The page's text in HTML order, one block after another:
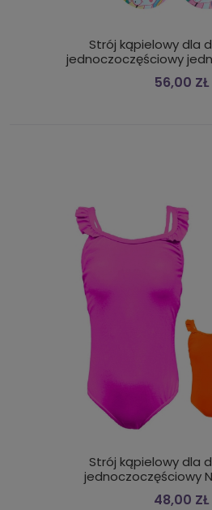
Strój kąpielowy dla
jednoczoczęściowy
56,00 ZŁ
Strój kąpielowy dla
jednoczoczęściowy
48,00 ZŁ